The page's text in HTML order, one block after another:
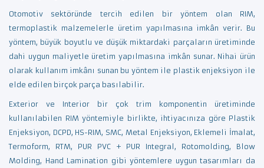
Otomotiv sektöründe tercih edilen bir yöntem olan RIM,
termoplastik malzemelerle üretim yapılmasına imkân verir. Bu
yöntem, büyük boyutlu ve düşük miktardaki parçaların üretiminde
dahi uygun maliyetle üretim yapılmasına imkân sunar. Nihai ürün
olarak kullanım imkânı sunan bu yöntem ile plastik enjeksiyon ile
elde edilen birçok parça basılabilir.
Exterior ve Interior bir çok trim komponentin üretiminde
kullanılabilen RIM yöntemiyle birlikte, ihtiyacınıza göre Plastik
Enjeksiyon, DCPD, HS-RIM, SMC, Metal Enjeksiyon, Eklemeli İmalat,
Termoform, RTM, PUR PVC + PUR Integral, Rotomolding, Blow
Molding, Hand Lamination gibi yöntemlere uygun tasarımları da